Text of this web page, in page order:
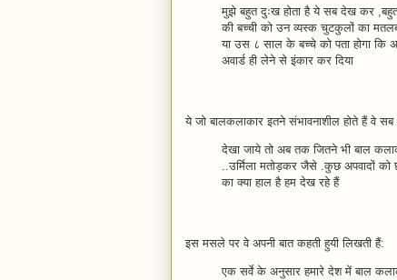
मुझे बहुत दुःख होता है ये सब देख कर ,बहुत
की बच्ची को उन व्यस्क चुटकुलों का मतलब
या उस ८ साल के बच्चे को पता होगा कि
अवार्ड ही लेने से इंकार कर दिया
ये जो बालकलाकार इतने संभावनाशील होते हैं वे
देखा जाये तो अब तक जितने भी बाल
..उर्मिला मतोड़कर जैसे .कुछ अपवादों को
का क्या हाल है हम देख रहे हैं
इस मसले पर वे अपनी बात कहती हुयी लिखती हैं:
एक सर्वे के अनुसार हमारे देश में बाल